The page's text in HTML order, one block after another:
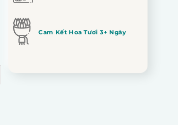
Cam Kết Hoa Tươi 3+ Ngày